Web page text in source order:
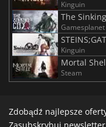
Kinguin
The
Gamesplanet
Kinguin
Mortal
Steam
Zdobądź najlepsze
Zasubskrybuj